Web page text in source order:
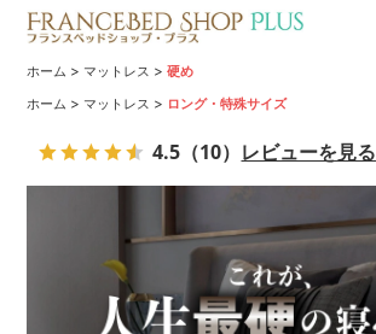
ホーム > マットレス >硬め
ホーム > マットレス > ロング・特殊サイズ
4.5 （10） レビューを見る